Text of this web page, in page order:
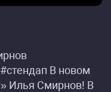
В новом
Илья Смирнов! В